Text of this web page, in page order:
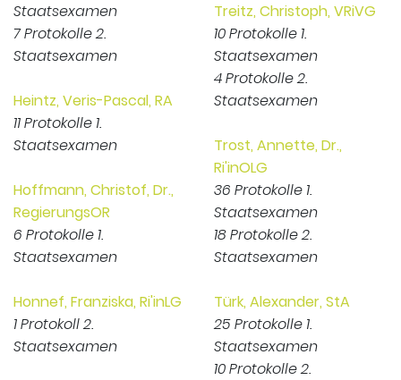
Staatsexamen
7 Protokolle 2.
Staatsexamen
Heintz, Veris-Pascal, RA
11 Protokolle 1.
Staatsexamen
Hoffmann, Christof, Dr.,
RegierungsOR
6 Protokolle 1.
Staatsexamen
Honnef, Franziska, Ri'inLG
1 Protokoll 2.
Staatsexamen
Treitz, Christoph, VRiVG
10 Protokolle 1.
Staatsexamen
4 Protokolle 2.
Staatsexamen
Trost, Annette, Dr.,
Ri'inOLG
36 Protokolle 1.
Staatsexamen
18 Protokolle 2.
Staatsexamen
Türk, Alexander, StA
25 Protokolle 1.
Staatsexamen
10 Protokolle 2.